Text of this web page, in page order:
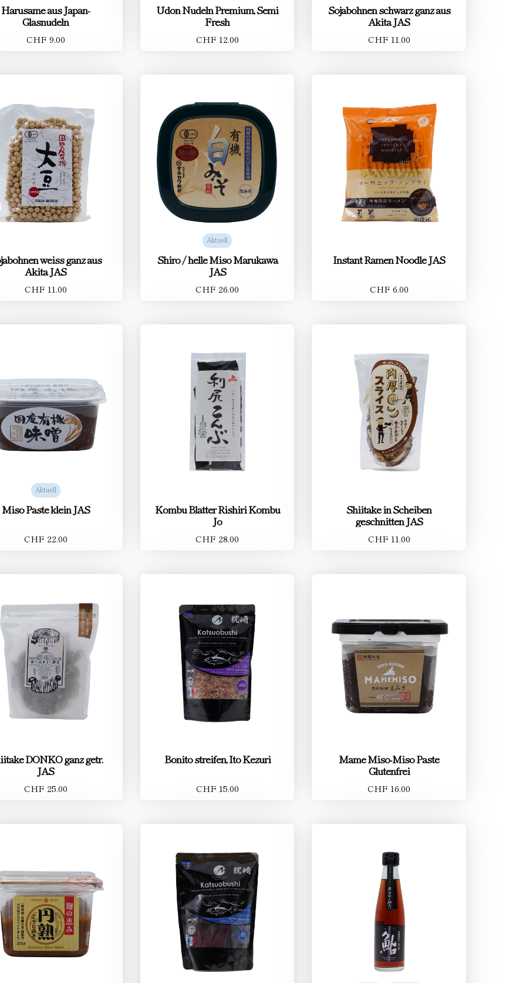
Harusame aus Japan-
Glasnudeln
CHF 9.00
Udon Nudeln Premium, Semi
Fresh
CHF 12.00
Sojabohnen schwarz ganz aus
Akita JAS
CHF 11.00
weiss ganz aus
Akita JAS
CHF 11.00
Aktuell
Shiro / helle Miso Marukawa
JAS
CHF 26.00
Instant Ramen Noodle JAS
CHF 6.00
Aktuell
Miso Paste klein JAS
CHF 22.00
Kombu Blätter Rishiri Kombu
Jo
CHF 28.00
Shiitake in Scheiben
geschnitten JAS
CHF 11.00
DONKO ganz getr.
JAS
CHF 25.00
Bonito streifen, Ito Kezuri
CHF 15.00
Mame Miso-Miso Paste
Glutenfrei
CHF 16.00